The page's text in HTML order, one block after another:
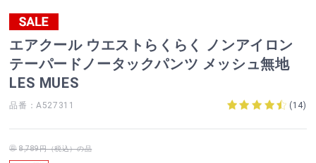
エアクール ウエストらくらく ノンアイロン
テーパードノータックパンツ メッシュ無地
LES MUES
品番：A527311 (14)
8,789円（税込）の品